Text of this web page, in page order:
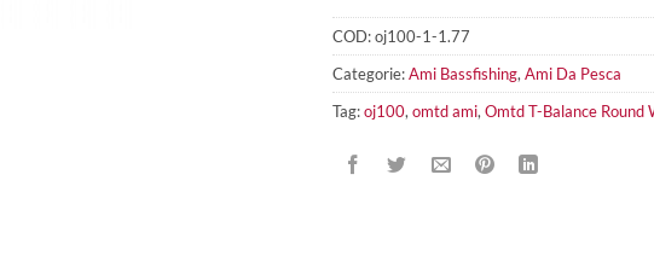
COD:oj100-1-1.77
Categorie:Ami Bassfishing, Ami Da Pesca
Tag:oj100, omtd ami, Omtd T-Balance Round